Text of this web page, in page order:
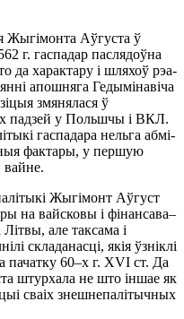
Жыгімонта Аўгуста ў
г. гаспадар паслядоўна
да характару і шляхоў рэа­
апошняга Гедымінавіча
змянялася ў
падзей у Польшчы і ВКЛ.
гаспадара нельга абмі­
фактары, у першую
вайне.
Жыгімонт Аўгуст
на вайсковы і фі­нансава–
але таксама і
складанасці, якія ўзнік­лі
пачатку 60–х г. XVI ст. Да
штурхала не што іншае як
сваіх знешнепалітычных